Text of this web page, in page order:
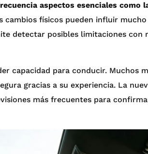
aspectos esenciales como
cambios físicos pueden influir
detectar posibles limitaciones con
capacidad para conducir. Muchos
gracias a su experiencia. La
más frecuentes para